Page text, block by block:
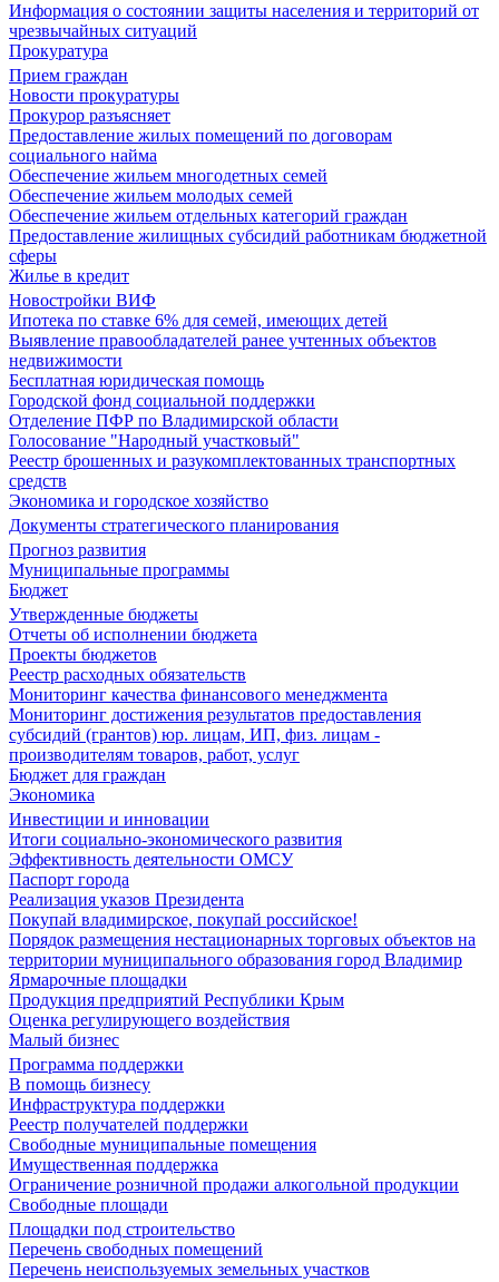
Информация о состоянии защиты населения и территорий от
чрезвычайных ситуаций
Прокуратура
Прием граждан
Новости прокуратуры
Прокурор разъясняет
Предоставление жилых помещений по договорам
социального найма
Обеспечение жильем многодетных семей
Обеспечение жильем молодых семей
Обеспечение жильем отдельных категорий граждан
Предоставление жилищных субсидий работникам бюджетной
сферы
Жилье в кредит
Новостройки ВИФ
Ипотека по ставке 6% для семей, имеющих детей
Выявление правообладателей ранее учтенных объектов
недвижимости
Бесплатная юридическая помощь
Городской фонд социальной поддержки
Отделение ПФР по Владимирской области
Голосование "Народный участковый"
Реестр брошенных и разукомплектованных транспортных
средств
Экономика и городское хозяйство
Документы стратегического планирования
Прогноз развития
Муниципальные программы
Бюджет
Утвержденные бюджеты
Отчеты об исполнении бюджета
Проекты бюджетов
Реестр расходных обязательств
Мониторинг качества финансового менеджмента
Мониторинг достижения результатов предоставления
субсидий (грантов) юр. лицам, ИП, физ. лицам -
производителям товаров, работ, услуг
Бюджет для граждан
Экономика
Инвестиции и инновации
Итоги социально-экономического развития
Эффективность деятельности ОМСУ
Паспорт города
Реализация указов Президента
Покупай владимирское, покупай российское!
Порядок размещения нестационарных торговых объектов на
территории муниципального образования город Владимир
Ярмарочные площадки
Продукция предприятий Республики Крым
Оценка регулирующего воздействия
Малый бизнес
Программа поддержки
В помощь бизнесу
Инфраструктура поддержки
Реестр получателей поддержки
Свободные муниципальные помещения
Имущественная поддержка
Ограничение розничной продажи алкогольной продукции
Свободные площади
Площадки под строительство
Перечень свободных помещений
Перечень неиспользуемых земельных участков